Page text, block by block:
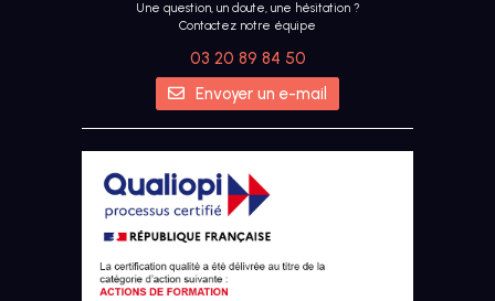
IA
UX &
DESIGN
THINKING
UI
Une question, un doute, une hésitation ?
Contactez notre équipe
03 20 89 84 50
Envoyer un e-mail